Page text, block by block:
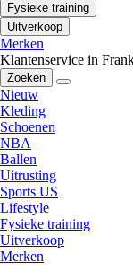
Fysieke training
Uitverkoop
Merken
Klantenservice in
Zoeken
Nieuw
Kleding
Schoenen
NBA
Ballen
Uitrusting
Sports US
Lifestyle
Fysieke training
Uitverkoop
Merken